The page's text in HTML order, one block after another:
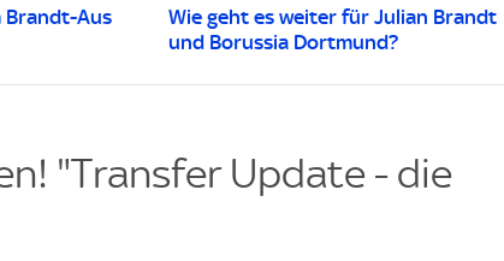
Brandt-Aus
Wie geht es weiter für Julian Brandt
und Borussia Dortmund?
"Transfer Update - die